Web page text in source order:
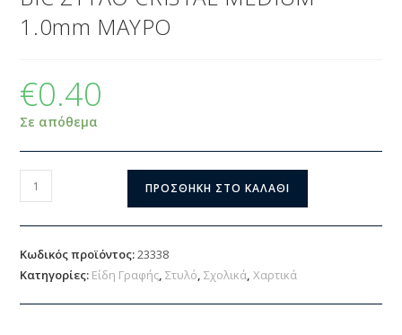
1.0mm ΜΑΥΡΟ
€0.40
Σε απόθεμα
ΠΡΟΣΘΉΚΗ ΣΤΟ ΚΑΛΆΘΙ
Κωδικός προϊόντος:23338
Κατηγορίες: Είδη Γραφής,Στυλό,Σχολικά,Χαρτικά